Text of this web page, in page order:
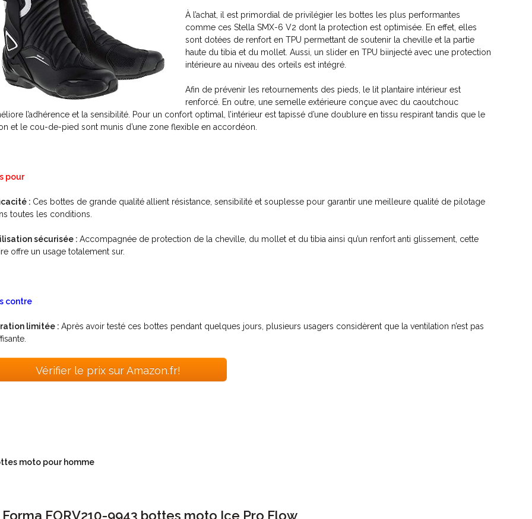
À l’achat, il est primordial de privilégier les bottes les plus performantes
comme ces Stella SMX-6 V2 dont la protection est optimisée. En effet, elles
sont dotées de renfort en TPU permettant de soutenir la cheville et la partie
haute du tibia et du mollet. Aussi, un slider en TPU biinjecté avec une protection
intérieure au niveau des orteils est intégré.
Afin de prévenir les retournements des pieds, le lit plantaire intérieur est
renforcé. En outre, une semelle extérieure conçue avec du caoutchouc
l’adhérence et la sensibilité. Pour un confort optimal, l’intérieur est tapissé d’une doublure en tissu respirant tandis que le
et le cou-de-pied sont munis d’une zone flexible en accordéon.
pour
: Ces bottes de grande qualité allient résistance, sensibilité et souplesse pour garantir une meilleure qualité de pilotage
toutes les conditions.
sécurisée :Accompagnée de protection de la cheville, du mollet et du tibia ainsi qu’un renfort anti glissement, cette
offre un usage totalement sur.
contre
limitée :Après avoir testé ces bottes pendant quelques jours, plusieurs usagers considèrent que la ventilation n’est pas
Vérifier le prix sur Amazon.fr!
moto pour homme
Forma FORV210-9943 bottes moto Ice Pro Flow